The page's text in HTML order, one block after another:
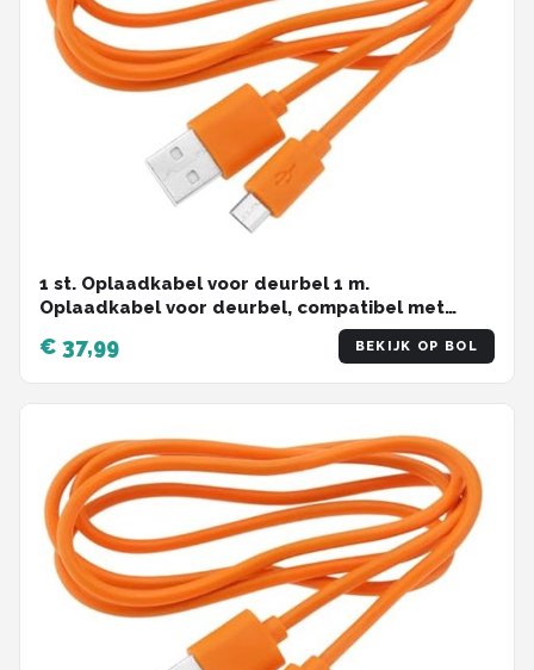
1 st. Oplaadkabel voor deurbel 1 m.
Oplaadkabel voor deurbel, compatibel met
Video Doorbell 2, 3, 3 Plus en 4 Doorbell Pro Plus,
oranje
€ 37,99 BEKIJK OP BOL